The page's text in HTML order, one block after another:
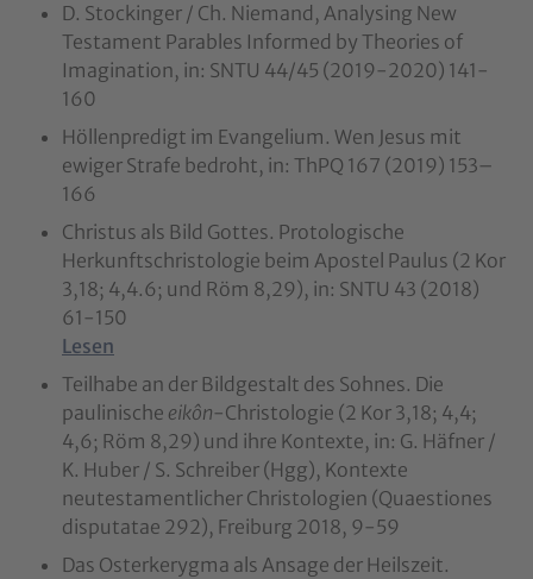
D. Stockinger / Ch. Niemand, Analysing New
Testament Parables Informed by Theories of
Imagination, in: SNTU 44/45 (2019-2020) 141-
160
Höllenpredigt im Evangelium. Wen Jesus mit
ewiger Strafe bedroht, in: ThPQ 167 (2019) 153–
166
Christus als Bild Gottes. Protologische
Herkunftschristologie beim Apostel Paulus (2 Kor
3,18; 4,4.6; und Röm 8,29), in: SNTU 43 (2018)
61-150
Lesen
Teilhabe an der Bildgestalt des Sohnes. Die
paulinische eikôn-Christologie (2 Kor 3,18; 4,4;
4,6; Röm 8,29) und ihre Kontexte, in: G. Häfner /
K. Huber / S. Schreiber (Hgg), Kontexte
neutestamentlicher Christologien (Quaestiones
disputatae 292), Freiburg 2018, 9-59
Das Osterkerygma als Ansage der Heilszeit.